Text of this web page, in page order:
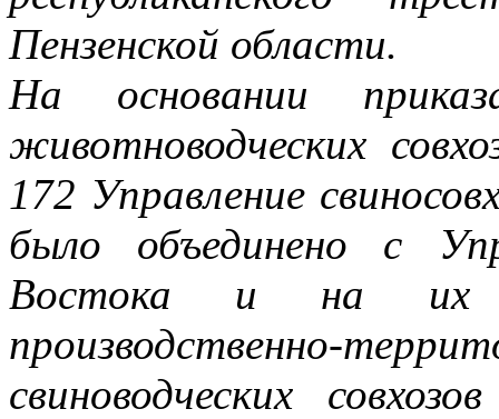
Пензенской области.
На основании
животноводческих
172 Управление
было объединено с
Востока и на их
производственно-
свиноводческих